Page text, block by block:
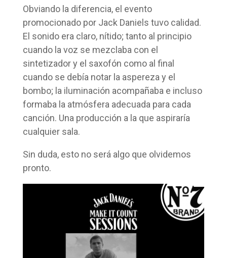
Obviando la diferencia, el evento
promocionado por Jack Daniels tuvo calidad.
El sonido era claro, nítido; tanto al principio
cuando la voz se mezclaba con el
sintetizador y el saxofón como al final
cuando se debía notar la aspereza y el
bombo; la iluminación acompañaba e incluso
formaba la atmósfera adecuada para cada
canción. Una producción a la que aspiraría
cualquier sala.
Sin duda, esto no será algo que olvidemos
pronto.